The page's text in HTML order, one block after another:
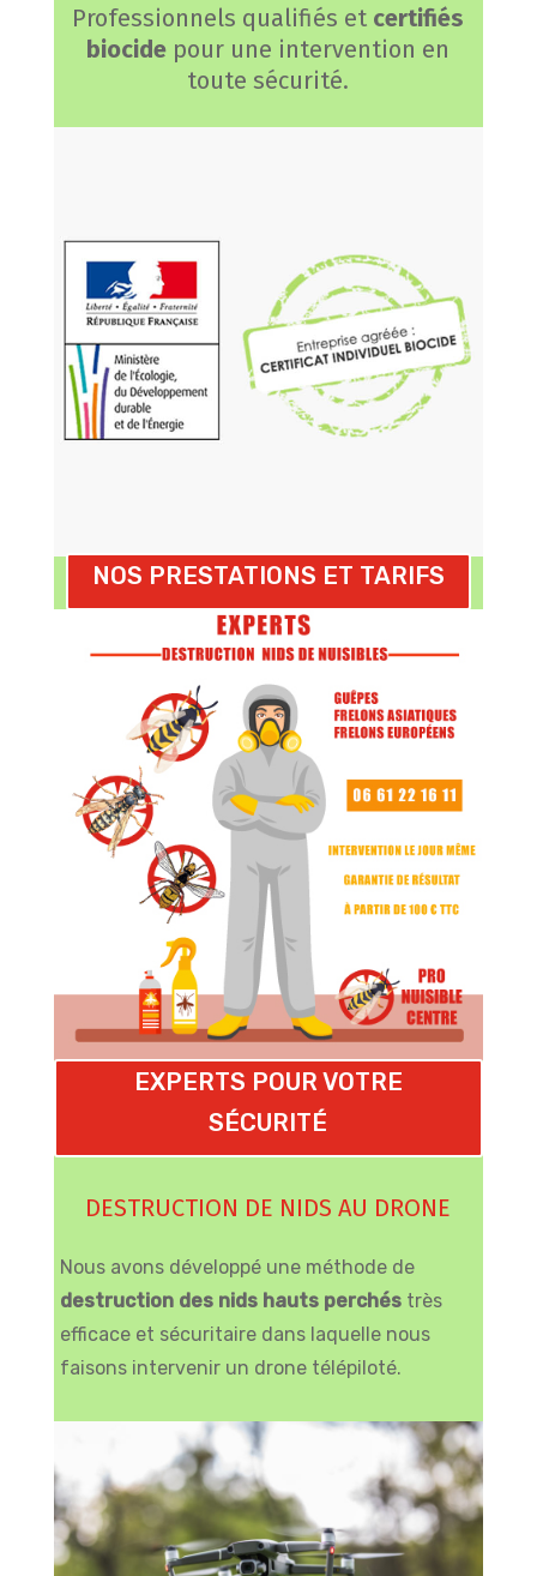
Professionnels qualifiés et certifiés
biocide pour une intervention en
toute sécurité.
NOS PRESTATIONS ET TARIFS
EXPERTS POUR VOTRE
SÉCURITÉ
DESTRUCTION DE NIDS AU DRONE
Nous avons développé une méthode de
destruction des nids hauts perchéstrès
efficace et sécuritaire dans laquelle nous
faisons intervenir un drone télépiloté.